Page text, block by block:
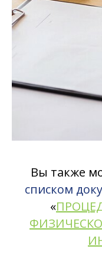
Вы также
списком
«